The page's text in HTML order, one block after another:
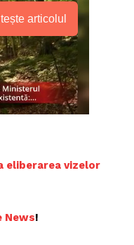
articolul
eliberarea vizelor
News!